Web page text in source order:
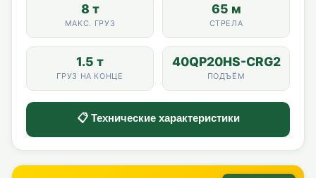
8 т
МАКС. ГРУЗ
65 м
СТРЕЛА
1.5 т
ГРУЗ НА КОНЦЕ
40QP20HS-CRG2
ПОДЪЁМ
📋 Технические характеристики